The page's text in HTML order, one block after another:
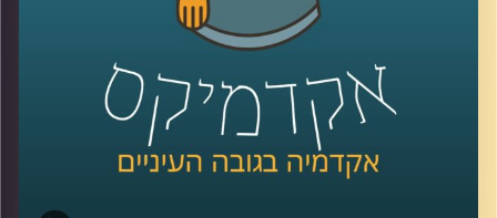
האזינו לחלק השלישי והאחרון של השיחה.
לשיחה עם ד"ר הדס אראל על רובוטים חברתיים –לחצו כאן
לשיחה עם ד"ר הדס אראל על הבעיות החברתיות בשימוש
ברובוטים –לחצו כאן